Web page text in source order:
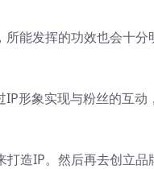
能发挥的功效也会十分
形象实现与粉丝的互动
造IP。然后再去创立品